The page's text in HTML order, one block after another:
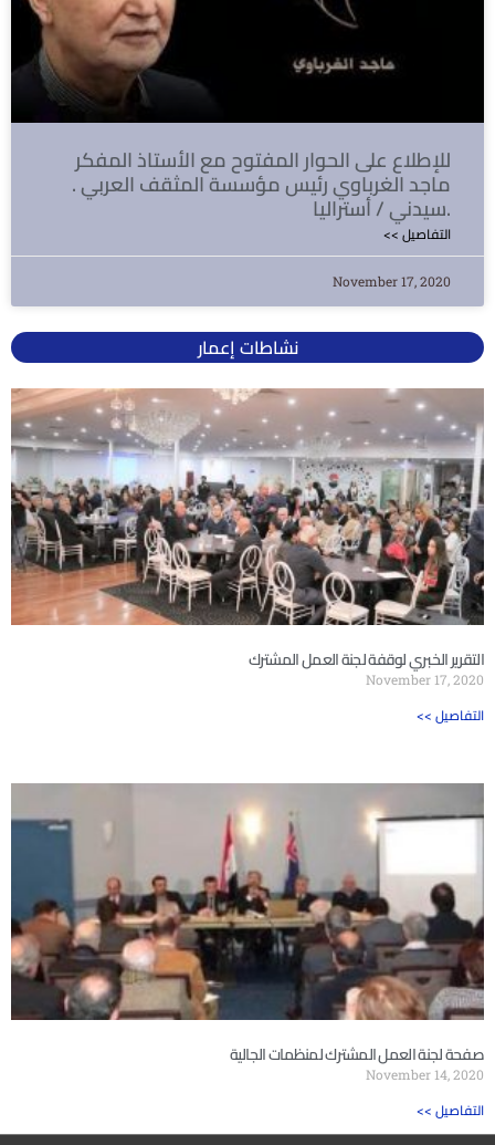
للإطلاع على الحوار المفتوح مع الأستاذ المفكر
ماجد الغرباوي رئيس مؤسسة المثقف العربي .
سيدني / أستراليا.
<< التفاصيل
November 17, 2020
نشاطات إعمار
التقرير الخبري لوقفة لجنة العمل المشترك
November 17, 2020
<< التفاصيل
صفحة لجنة العمل المشترك لمنظمات الجالية
November 14, 2020
<< التفاصيل